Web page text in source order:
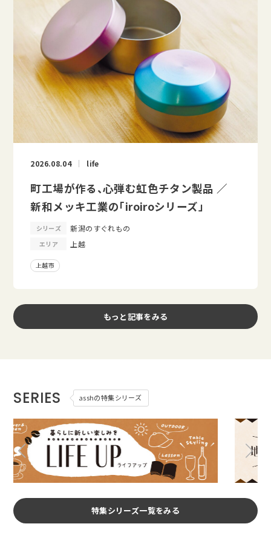
2026.08.04 life
町工場が作る、心弾む虹色チタン製品 ／
新和メッキ工業の「iroiroシリーズ」
シリーズ 新潟のすぐれもの
エリア 上越
上越市
もっと記事をみる
SERIES asshの特集シリーズ
特集シリーズ一覧をみる